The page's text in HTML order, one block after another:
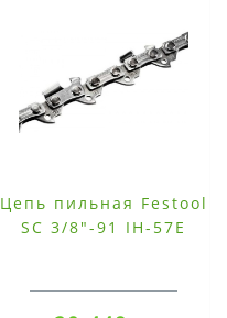
Цепь пильная Festool
SC 3/8"-91 IH-57E